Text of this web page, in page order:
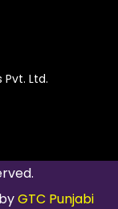
Ltd.
GTC Punjabi